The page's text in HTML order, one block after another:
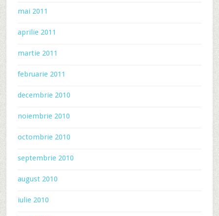
mai 2011
aprilie 2011
martie 2011
februarie 2011
decembrie 2010
noiembrie 2010
octombrie 2010
septembrie 2010
august 2010
iulie 2010